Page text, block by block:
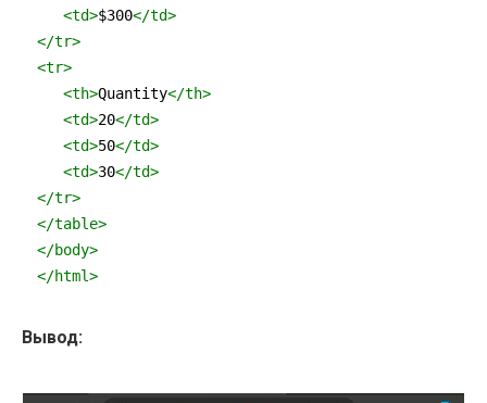
<td>$300</td>
</tr>
<tr>
<th>Quantity</th>
<td>20</td>
<td>50</td>
<td>30</td>
</tr>
</table>
</body>
</html>
Вывод: